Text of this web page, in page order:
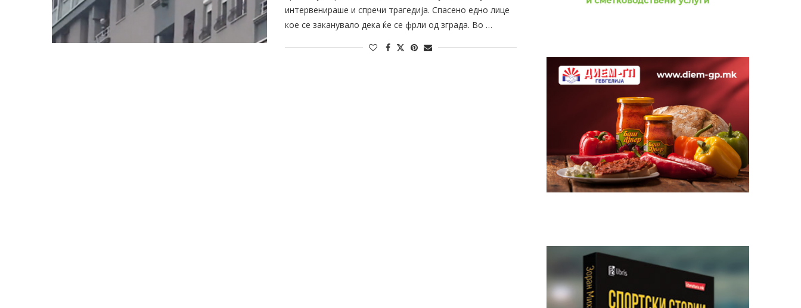
интервенираше и спречи трагедија. Спасено едно лице
кое се заканувало дека ќе се фрли од зграда. Во …